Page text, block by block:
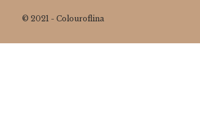
© 2021 - Colouroflina